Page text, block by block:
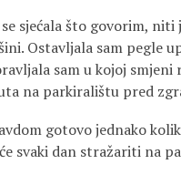
sjećala što govorim, niti
Ostavljala sam pegle
sam u kojoj
na parkiralištu pred
gotovo jednako
svaki dan stražariti na